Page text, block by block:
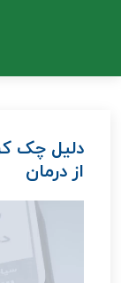
دلیل چک
از درمان